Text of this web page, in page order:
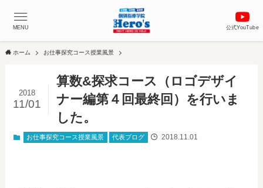
公式YouTube
MENU
ホーム お仕事探究コース授業風景
算数&探求コース（ロゴデザイ
ナー編第４回最終回）を行いま
した。
2018
11/01
お仕事探究コース授業風景 代表ブログ 2018.11.01